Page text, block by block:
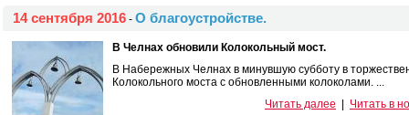
14 сентября 2016 - О благоустройстве.
В Челнах обновили Колокольный мост.
В Набережных Челнах в минувшую субботу в
Колокольного моста с обновленными колоколами. ...
Читать далее
Читать в